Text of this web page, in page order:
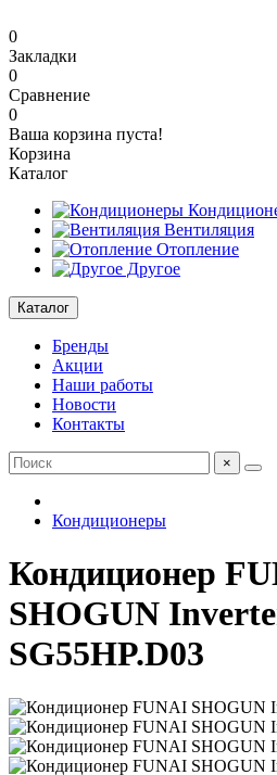
0
Закладки
0
Сравнение
0
Ваша корзина пуста!
Корзина
Каталог
Вентиляция
Отопление
Другое
Каталог
Бренды
Акции
Наши работы
Новости
Контакты
×
Кондиционеры
Кондиционер
SHOGUN
SG55HP.D03